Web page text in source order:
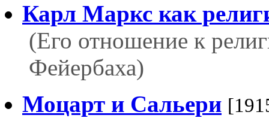
Карл Маркс как
(Его отношение к
Фейербаха)
Моцарт и Сальери